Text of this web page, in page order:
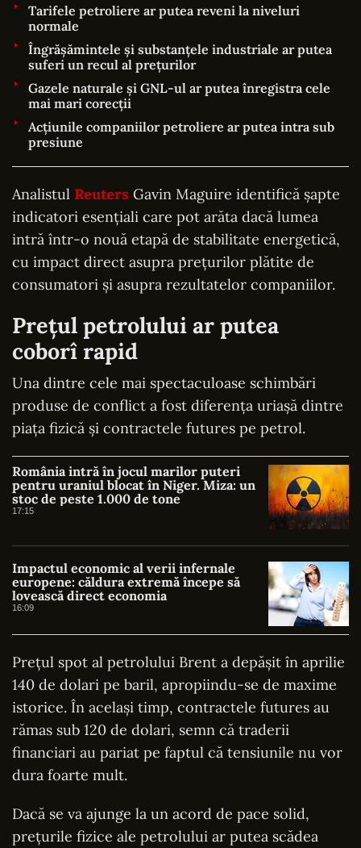
Tarifele petroliere ar putea reveni la niveluri
normale
Îngrășămintele și substanțele industriale ar putea
suferi un recul al prețurilor
Gazele naturale și GNL-ul ar putea înregistra cele
mai mari corecții
Acțiunile companiilor petroliere ar putea intra sub
presiune
Analistul Reuters Gavin Maguire identifică șapte
indicatori esențiali care pot arăta dacă lumea
intră într-o nouă etapă de stabilitate energetică,
cu impact direct asupra prețurilor plătite de
consumatori și asupra rezultatelor companiilor.
Prețul petrolului ar putea
coborî rapid
Una dintre cele mai spectaculoase schimbări
produse de conflict a fost diferența uriașă dintre
piața fizică și contractele futures pe petrol.
România intră în jocul marilor puteri
pentru uraniul blocat în Niger. Miza: un
stoc de peste 1.000 de tone
17:15
Impactul economic al verii infernale
europene: căldura extremă începe să
lovească direct economia
16:09
Prețul spot al petrolului Brent a depășit în aprilie
140 de dolari pe baril, apropiindu-se de maxime
istorice. În același timp, contractele futures au
rămas sub 120 de dolari, semn că traderii
financiari au pariat pe faptul că tensiunile nu vor
dura foarte mult.
Dacă se va ajunge la un acord de pace solid,
prețurile fizice ale petrolului ar putea scădea